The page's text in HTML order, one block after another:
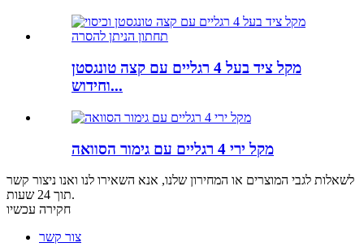
מקל ציד בעל 4 רגליים עם קצה טונגסטן
וחידוש...
מקל ירי 4 רגליים עם גימור הסוואה
לשאלות לגבי המוצרים או המחירון שלנו, אנא השאירו לנו ואנו ניצור קשר
תוך 24 שעות.
חקירה עכשיו
צור קשר